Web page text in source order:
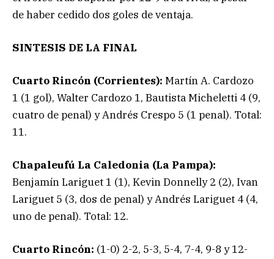
de haber cedido dos goles de ventaja.
SINTESIS DE LA FINAL
Cuarto Rincón (Corrientes): Martín A. Cardozo
1 (1 gol), Walter Cardozo 1, Bautista Micheletti 4 (9,
cuatro de penal) y Andrés Crespo 5 (1 penal). Total:
11.
Chapaleufú La Caledonia (La Pampa):
Benjamín Lariguet 1 (1), Kevin Donnelly 2 (2), Ivan
Lariguet 5 (3, dos de penal) y Andrés Lariguet 4 (4,
uno de penal). Total: 12.
Cuarto Rincón: (1-0) 2-2, 5-3, 5-4, 7-4, 9-8 y 12-